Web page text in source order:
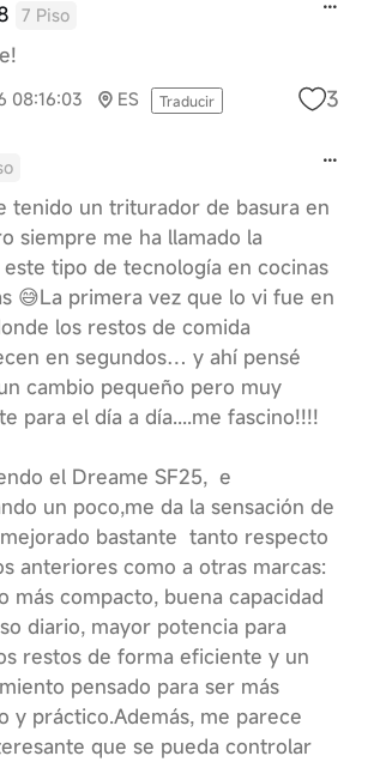
7 Piso
08:16:03 ES Traducir 3
tenido un triturador de basura en
siempre me ha llamado la
tipo de tecnología en cocinas
😅La primera vez que lo vi fue en
los restos de comida
en segundos… y ahí pensé
cambio pequeño pero muy
para el día a día....me fascino!!!!
el Dreame SF25, e
un poco,me da la sensación de
bastante tanto respecto
anteriores como a otras marcas:
más compacto, buena capacidad
diario, mayor potencia para
restos de forma eficiente y un
pensado para ser más
y práctico.Además, me parece
que se pueda controlar